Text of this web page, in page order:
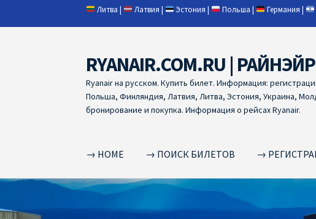
Литва | Латвия | Эстония | Польша | Германия |
Skip
to
navigation
Skip
to
content
RYANAIR.COM.RU |
Ryanair на русском. Купить билет. Информация:
Польша, Финляндия, Латвия, Литва, Эстония, Украина,
бронирование и покупка. Информация о рейсах Ryanair.
→ HOME → ПОИСК БИЛЕТОВ →
HomeRYANAIR | ПОИСК АВИАБИЛЕТОВ